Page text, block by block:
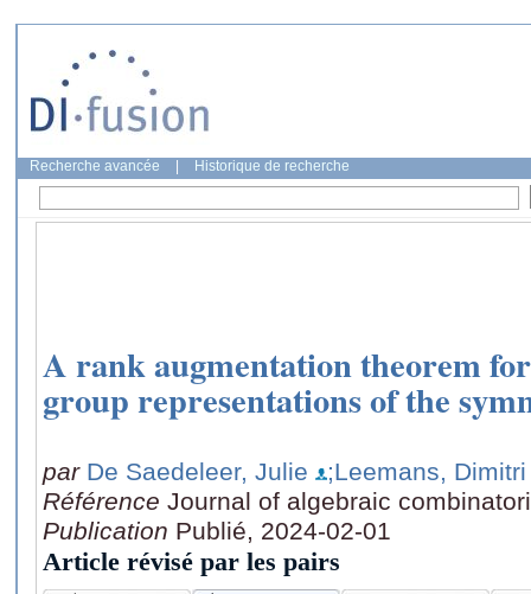
Recherche avancée Historique de recherche
A rank augmentation theorem
group representations of the
par De Saedeleer, Julie
;Leemans, Dimitri
Référence Journal of algebraic
Publication Publié, 2024-02-01
Article révisé par les pairs